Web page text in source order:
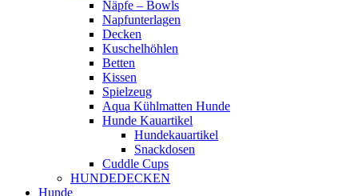
Näpfe – Bowls
Napfunterlagen
Decken
Kuschelhöhlen
Betten
Kissen
Spielzeug
Aqua Kühlmatten Hunde
Hunde Kauartikel
Hundekauartikel
Snackdosen
Cuddle Cups
HUNDEDECKEN
Hunde